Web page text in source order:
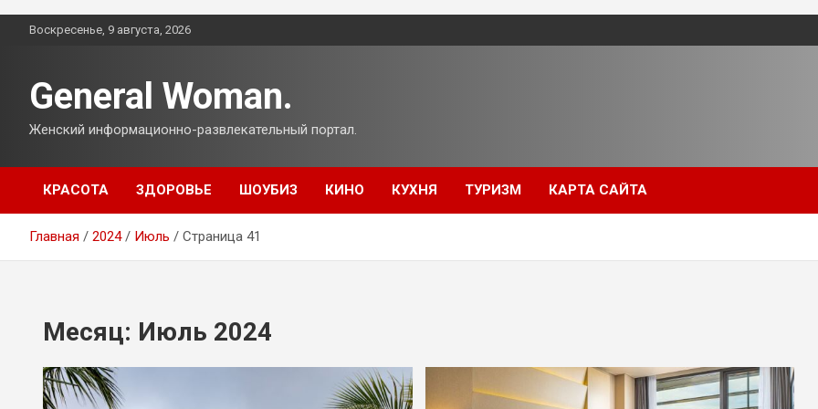
ПерейтиВоскресенье, 9 августа, 2026
General Woman.
Женский информационно-развлекательный портал.
КРАСОТА ЗДОРОВЬЕ ШОУБИЗ КИНО КУХНЯ ТУРИЗМ КАРТА САЙТА
Главная 2024 Июль Страница 41
Месяц: Июль 2024